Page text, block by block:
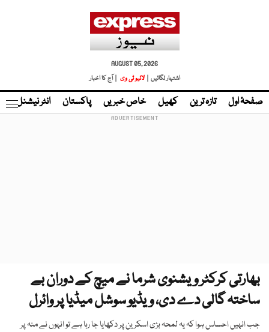
AUGUST 05, 2026
اشتہار لگائیں |
لائیو ٹی وی | آج کا اخبار
صفحۂ اول تازہ ترین کھیل خاص خبریں پاکستان انٹر نیشنل
بھارتی کرکٹر ویشنوی شرما نے میچ کے دوران بے
ساختہ گالی دے دی، ویڈیو سوشل میڈیا پر وائرل
جب انہیں احساس ہوا کہ یہ لمحہ بڑی اسکرین پر دکھایا جا رہا ہے تو انہوں نے منہ پر